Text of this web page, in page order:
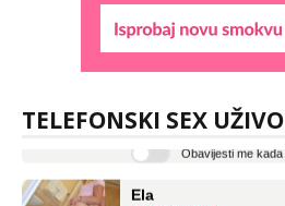
TELEFONSKI SEX UŽIVO
tel:0,93€ - mob:1,12€ min
Razgovaram :)